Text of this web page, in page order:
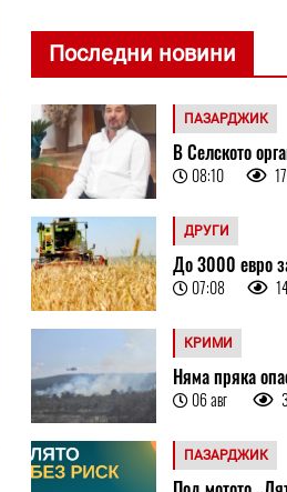
Последни новини
ПАЗАРДЖИК
В Селското
08:10
ДРУГИ
До 3000 евро
07:08
КРИМИ
Няма пряка
06 авг
ПАЗАРДЖИК